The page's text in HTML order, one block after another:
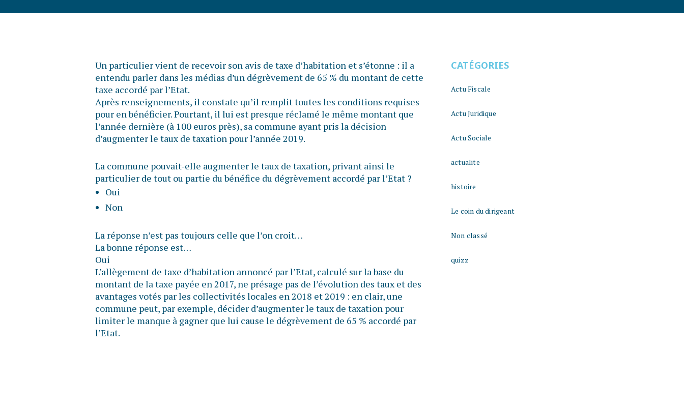
Un particulier vient de recevoir son avis de taxe d’habitation et s’étonne : il a
entendu parler dans les médias d’un dégrèvement de 65 % du montant de cette
taxe accordé par l’Etat.
Après renseignements, il constate qu’il remplit toutes les conditions requises
pour en bénéficier. Pourtant, il lui est presque réclamé le même montant que
l’année dernière (à 100 euros près), sa commune ayant pris la décision
d’augmenter le taux de taxation pour l’année 2019.
La commune pouvait-elle augmenter le taux de taxation, privant ainsi le
particulier de tout ou partie du bénéfice du dégrèvement accordé par l’Etat ?
Oui
Non
La réponse n’est pas toujours celle que l’on croit…
La bonne réponse est…
Oui
L’allègement de taxe d’habitation annoncé par l’Etat, calculé sur la base du
montant de la taxe payée en 2017, ne présage pas de l’évolution des taux et des
avantages votés par les collectivités locales en 2018 et 2019 : en clair, une
commune peut, par exemple, décider d’augmenter le taux de taxation pour
limiter le manque à gagner que lui cause le dégrèvement de 65 % accordé par
l’Etat.
CATÉGORIES
Actu Fiscale
Actu Juridique
Actu Sociale
actualite
histoire
Le coin du dirigeant
Non classé
quizz